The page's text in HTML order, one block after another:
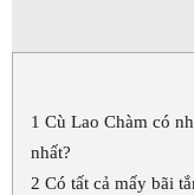
1 Cù Lao Chàm có
nhất?
2 Có tất cả mấy bãi